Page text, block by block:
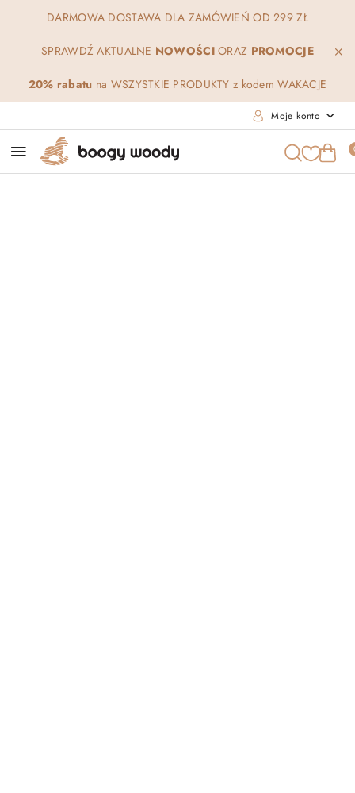
Przejdź do treści głównej
Przejdź do wyszukiwarki
Przejdź do moje konto
Przejdź do menu głównego
Przejdź do opisu produktu
Przejdź do stopki
DARMOWA DOSTAWA DLA ZAMÓWIEŃ OD 299 ZŁ
SPRAWDŹ AKTUALNE NOWOŚCIORAZ PROMOCJE
20% rabatu na WSZYSTKIE PRODUKTY z kodem WAKACJE
Moje konto